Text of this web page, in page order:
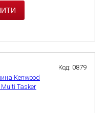
Код: 0879